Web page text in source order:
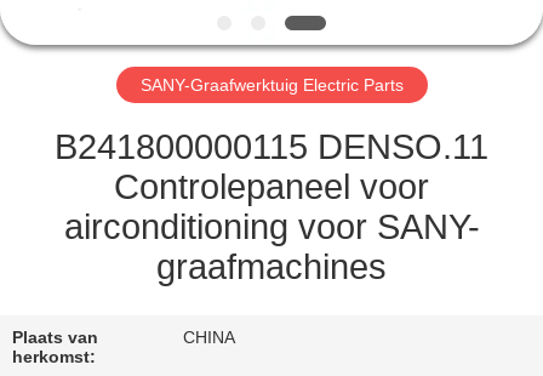
VERZOEK
OM EEN
CITAAT
SITEMAP
POLICY
SANY-Graafwerktuig Electric Parts
B241800000115 DENSO.11
Controlepaneel voor
airconditioning voor SANY-
graafmachines
Plaats van
herkomst:
CHINA